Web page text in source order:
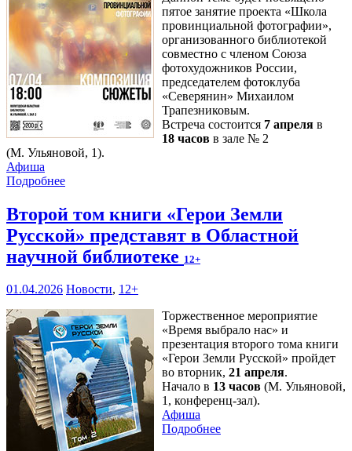
пятое занятие проекта «Школа
провинциальной фотографии»,
организованного библиотекой
совместно с членом Союза
фотохудожников России,
председателем фотоклуба
«Северянин» Михаилом
Трапезниковым.
Встреча состоится 7 апреля в
18 часов в зале № 2
(М. Ульяновой, 1).
Афиша
Подробнее
Второй том книги «Герои Земли
Русской» представят в Областной
научной библиотеке 12+
01.04.2026 Новости, 12+
Торжественное мероприятие
«Время выбрало нас» и
презентация второго тома книги
«Герои Земли Русской» пройдет
во вторник, 21 апреля.
Начало в 13 часов (М. Ульяновой,
1, конференц-зал).
Афиша
Подробнее